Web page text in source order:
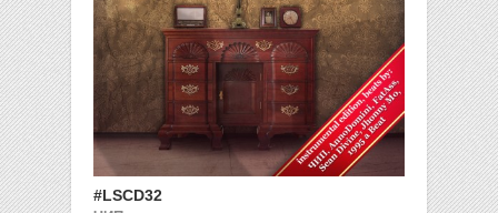
#LSCD32